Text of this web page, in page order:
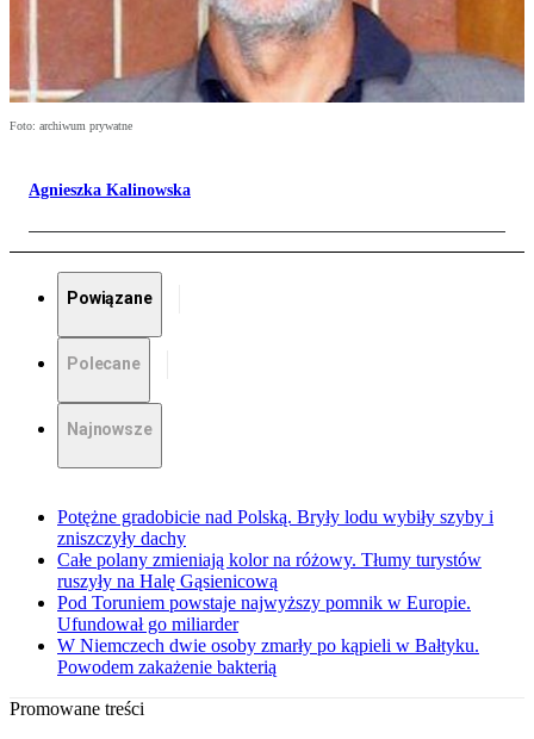
Foto: archiwum prywatne
Agnieszka Kalinowska
Powiązane
Polecane
Najnowsze
Potężne gradobicie nad Polską. Bryły lodu wybiły szyby i
zniszczyły dachy
Całe polany zmieniają kolor na różowy. Tłumy turystów
ruszyły na Halę Gąsienicową
Pod Toruniem powstaje najwyższy pomnik w Europie.
Ufundował go miliarder
W Niemczech dwie osoby zmarły po kąpieli w Bałtyku.
Powodem zakażenie bakterią
Promowane treści